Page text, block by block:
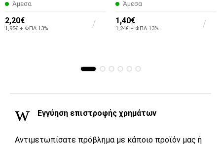
Άμεσα
2,20€
1,95€ + ΦΠΑ 13%
Άμεσα
1,40€
1,24€ + ΦΠΑ 13%
Εγγύηση επιστροφής χρημάτων
Αντιμετωπίσατε πρόβλημα με κάποιο προϊόν μας ή